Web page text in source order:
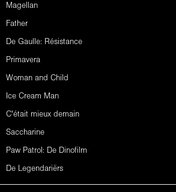
Magellan
Father
De Gaulle: Résistance
Primavera
Woman and Child
Ice Cream Man
C'était mieux demain
Saccharine
Paw Patrol: De Dinofilm
De Legendariërs